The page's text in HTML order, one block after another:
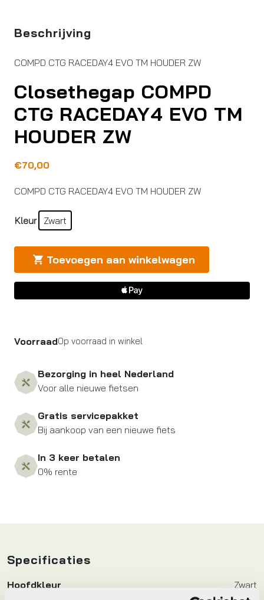
Beschrijving
COMPD CTG RACEDAY4 EVO TM HOUDER ZW
Closethegap COMPD
CTG RACEDAY4 EVO TM
HOUDER ZW
€70,00
COMPD CTG RACEDAY4 EVO TM HOUDER ZW
Kleur Zwart
Toevoegen aan winkelwagen
VoorraadOp voorraad in winkel
Bezorging in heel Nederland
Voor alle nieuwe fietsen
Gratis servicepakket
Bij aankoop van een nieuwe fiets
In 3 keer betalen
0% rente
Specificaties
Hoofdkleur Zwart